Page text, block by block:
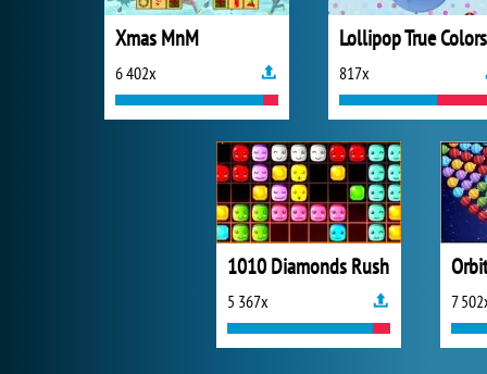
Xmas MnM
6 402x
Lollipop True Colors
817x
1010 Diamonds Rush
5 367x 7